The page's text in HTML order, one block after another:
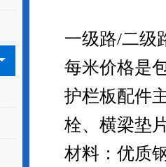
一级路/二级
每米价格是
护栏板配件
栓、横梁垫
材料：优质